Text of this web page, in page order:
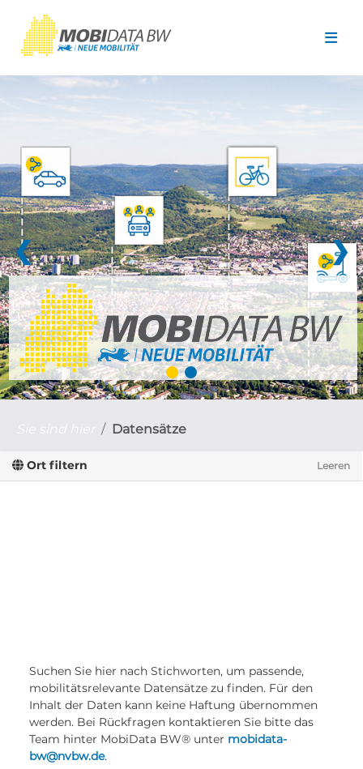
❮ ❯
Datensätze
Ort filtern Leeren
Suchen Sie hier nach Stichworten, um passende,
mobilitätsrelevante Datensätze zu finden. Für den
Inhalt der Daten kann keine Haftung übernommen
werden. Bei Rückfragen kontaktieren Sie bitte das
Team hinter MobiData BW® unter mobidata-
bw@nvbw.de.